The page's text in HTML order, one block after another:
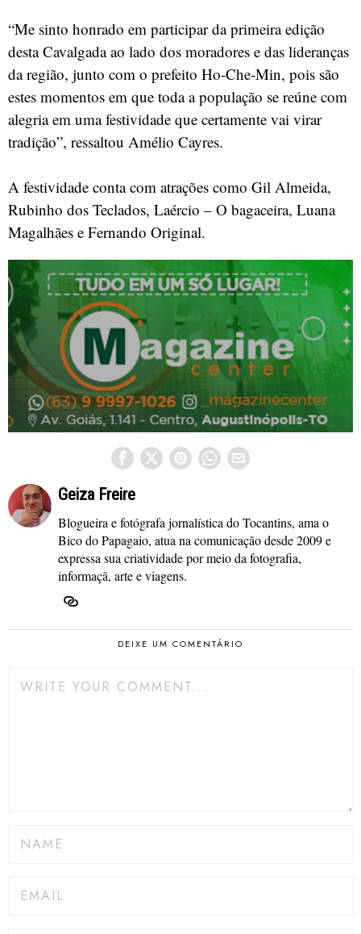
“Me sinto honrado em participar da primeira edição
desta Cavalgada ao lado dos moradores e das lideranças
da região, junto com o prefeito Ho-Che-Min, pois são
estes momentos em que toda a população se reúne com
alegria em uma festividade que certamente vai virar
tradição”, ressaltou Amélio Cayres.
A festividade conta com atrações como Gil Almeida,
Rubinho dos Teclados, Laércio – O bagaceira, Luana
Magalhães e Fernando Original.
Geiza Freire
Blogueira e fotógrafa jornalística do Tocantins, ama o
Bico do Papagaio, atua na comunicação desde 2009 e
expressa sua criatividade por meio da fotografia,
informaçã, arte e viagens.
DEIXE UM COMENTÁRIO